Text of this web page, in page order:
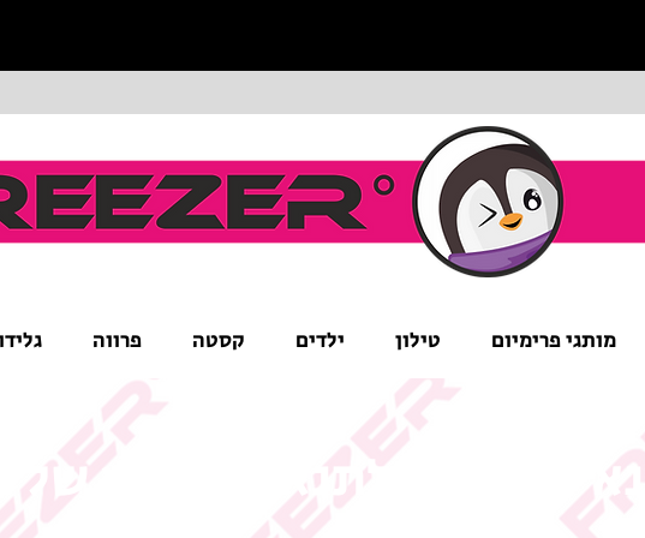
מותגי פרימיום טילון ילדים קסטה פרווה
נא לשים לב לתנאי המבצע של